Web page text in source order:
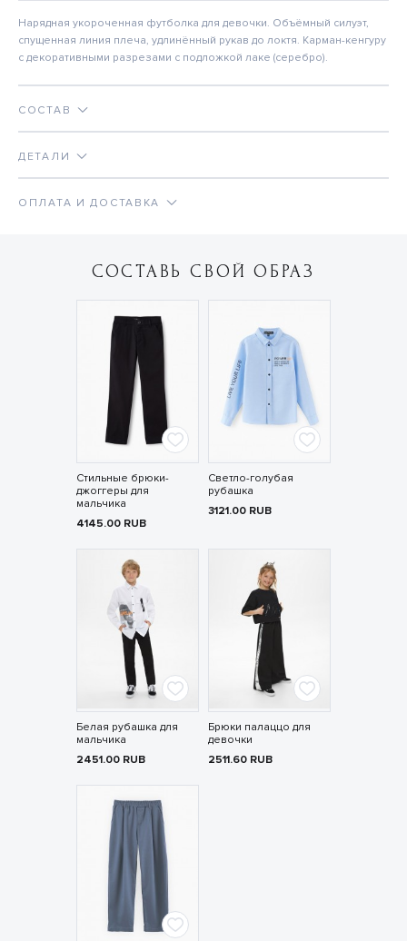
Нарядная укороченная футболка для девочки. Объёмный силуэт,
спущенная линия плеча, удлинённый рукав до локтя. Карман-кенгуру
с декоративными разрезами с подложкой лаке (серебро).
СОСТАВ
ДЕТАЛИ
ОПЛАТА И ДОСТАВКА
СОСТАВЬ СВОЙ ОБРАЗ
Стильные брюки-
джоггеры для
мальчика
4145.00 RUB
Светло-голубая
рубашка
3121.00 RUB
Белая рубашка для
мальчика
2451.00 RUB
Брюки палаццо для
девочки
2511.60 RUB